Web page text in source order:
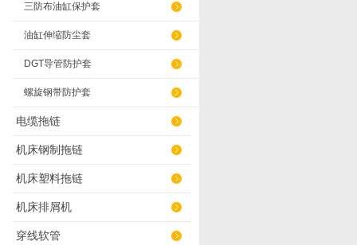
三防布油缸保护套
油缸伸缩防尘套
DGT导管防护套
螺旋钢带防护套
电缆拖链
机床钢制拖链
机床塑料拖链
机床排屑机
穿线软管